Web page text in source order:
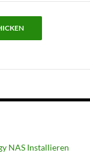
NAS Installieren